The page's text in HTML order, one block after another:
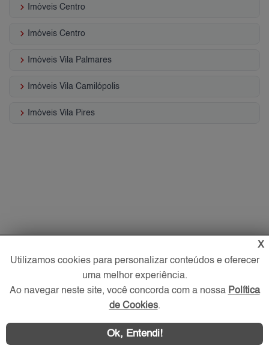
keyboard_arrow_right Imóveis Centro
keyboard_arrow_right Imóveis Centro
keyboard_arrow_right Imóveis Vila Palmares
keyboard_arrow_right Imóveis Vila Camilópolis
keyboard_arrow_right Imóveis Vila Pires
X
Utilizamos cookies para personalizar conteúdos e oferecer
uma melhor experiência.
Ao navegar neste site, você concorda com a nossa Política
de Cookies.
Ok, Entendi!